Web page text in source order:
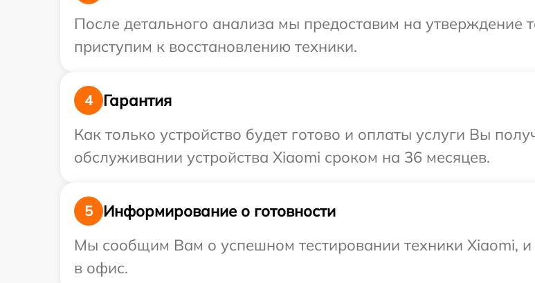
После детального анализа мы предоставим на утверждение
приступим к восстановлению техники.
4
Гарантия
Как только устройство будет готово и оплаты услуги Вы
обслуживании устройства Xiaomi сроком на 36 месяцев.
5
Информирование о готовности
Мы сообщим Вам о успешном тестировании техники Xiaomi,
в офис.